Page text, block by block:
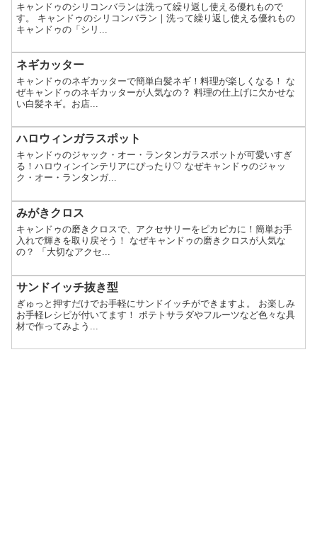
キャンドゥのシリコンバランは洗って繰り返し使える優れもので
す。 キャンドゥのシリコンバラン｜洗って繰り返し使える優れもの
キャンドゥの「シリ...
ネギカッター
キャンドゥのネギカッターで簡単白髪ネギ！料理が楽しくなる！ な
ぜキャンドゥのネギカッターが人気なの？ 料理の仕上げに欠かせな
い白髪ネギ。お店...
ハロウィンガラスポット
キャンドゥのジャック・オー・ランタンガラスポットが可愛いすぎ
る！ハロウィンインテリアにぴったり♡ なぜキャンドゥのジャッ
ク・オー・ランタンガ...
みがきクロス
キャンドゥの磨きクロスで、アクセサリーをピカピカに！簡単お手
入れで輝きを取り戻そう！ なぜキャンドゥの磨きクロスが人気な
の？ 「大切なアクセ...
サンドイッチ抜き型
ぎゅっと押すだけでお手軽にサンドイッチができますよ。 お楽しみ
お手軽レシピが付いてます！ ポテトサラダやフルーツなど色々な具
材で作ってみよう...